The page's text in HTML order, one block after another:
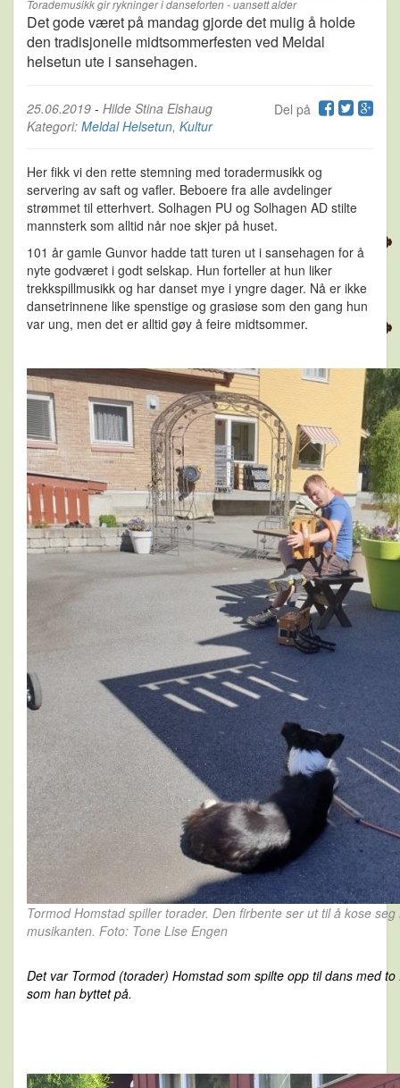
Torademusikk gir rykninger i danseforten - uansett alder
Det gode været på mandag gjorde det mulig å holde
den tradisjonelle midtsommerfesten ved Meldal
helsetun ute i sansehagen.
Del på
25.06.2019 - Hilde Stina Elshaug
Kategori: Meldal Helsetun, Kultur
Her fikk vi den rette stemning med toradermusikk og
servering av saft og vafler. Beboere fra alle avdelinger
strømmet til etterhvert. Solhagen PU og Solhagen AD stilte
mannsterk som alltid når noe skjer på huset.
101 år gamle Gunvor hadde tatt turen ut i sansehagen for å
nyte godværet i godt selskap. Hun forteller at hun liker
trekkspillmusikk og har danset mye i yngre dager. Nå er ikke
dansetrinnene like spenstige og grasiøse som den gang hun
var ung, men det er alltid gøy å feire midtsommer.
Tormod Homstad spiller torader. Den firbente ser ut til å kose
musikanten. Foto: Tone Lise Engen
Det var Tormod (torader) Homstad som spilte opp til dans med
som han byttet på.